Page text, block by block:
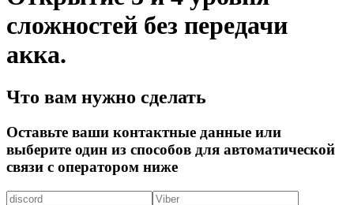
сложностей без передачи
акка.
Что вам нужно сделать
Оставьте ваши контактные данные или
выберите один из способов для автоматической
связи с оператором ниже